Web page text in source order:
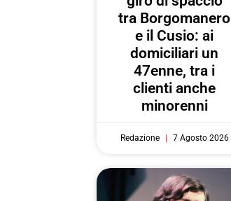
tra Borgomanero
e il Cusio: ai
domiciliari un
47enne, tra i
clienti anche
minorenni
Redazione 7 Agosto 2026